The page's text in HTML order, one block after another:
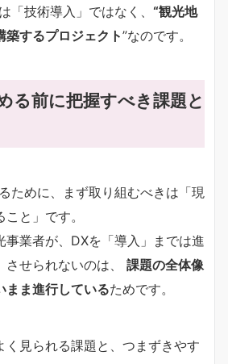
「技術導入」ではなく、 “観光地
するプロジェクト”なのです。
る前に把握すべき課題と
ために、まず取り組むべきは「現
と」です。
事業者が、DXを「導入」までは進
せられないのは、 課題の全体像
まま進行しているためです。
く見られる課題と、つまずきやす